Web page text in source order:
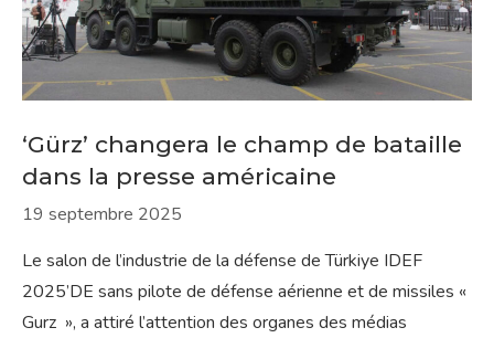
‘Gürz’ changera le champ de bataille
dans la presse américaine
19 septembre 2025
Le salon de l’industrie de la défense de Türkiye IDEF
2025’DE sans pilote de défense aérienne et de missiles «
Gurz », a attiré l’attention des organes des médias